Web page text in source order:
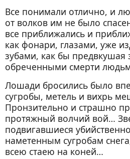
Глава XIX. Снова Зуб.
Неожиданная защита
Глава XX. Элла
Глава XXI. Они
Глава XXII.
Глава XXIII. Ужас. —
Глава XXIV. Спасена
Глава XXV. Крестик
Глава XXVI. Что было
Глава XXVII. Две Али —
Все понимали отлично, и
от волков им не было
все приближались и
как фонари, глазами, уже
зубами, как бы предвкушая
обреченными смерти
Лошади бросились было
сугробы, метель и вихрь
Пронзительно и страшно
протяжный волчий вой…
подвигавшиеся
наметенным сугробам
всею стаею на коней…